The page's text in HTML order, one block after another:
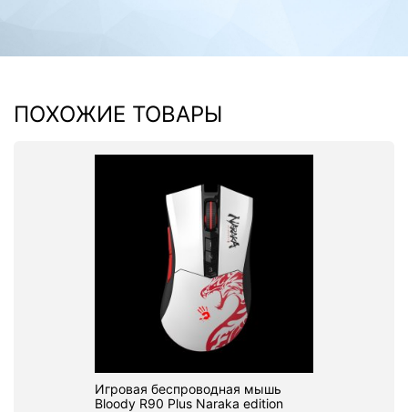
ПОХОЖИЕ ТОВАРЫ
Игровая беспроводная мышь
Bloody R90 Plus Naraka edition